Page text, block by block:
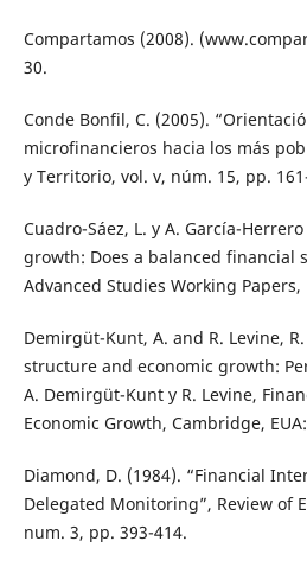
Compartamos (2008).
30.
Conde Bonfil, C. (2005).
microfinancieros hacia los más
y Territorio, vol. v, núm. 15, pp.
Cuadro-Sáez, L. y A. García-
growth: Does a balanced financial
Advanced Studies Working Papers,
Demirgüt-Kunt, A. and R. Levine,
structure and economic growth:
A. Demirgüt-Kunt y R. Levine,
Economic Growth, Cambridge,
Diamond, D. (1984). “Financial
Delegated Monitoring”, Review of
num. 3, pp. 393-414.